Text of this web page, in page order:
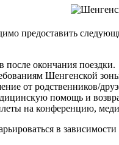
предоставить
после окончания поездки.
Шенгенской
от родственников/
помощь и
на конференцию,
в